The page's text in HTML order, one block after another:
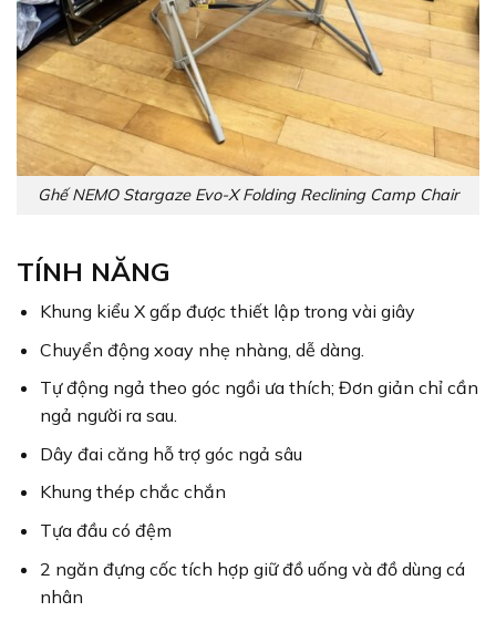
Ghế NEMO Stargaze Evo-X Folding Reclining Camp Chair
TÍNH NĂNG
Khung kiểu X gấp được thiết lập trong vài giây
Chuyển động xoay nhẹ nhàng, dễ dàng.
Tự động ngả theo góc ngồi ưa thích; Đơn giản chỉ cần
ngả người ra sau.
Dây đai căng hỗ trợ góc ngả sâu
Khung thép chắc chắn
Tựa đầu có đệm
2 ngăn đựng cốc tích hợp giữ đồ uống và đồ dùng cá
nhân